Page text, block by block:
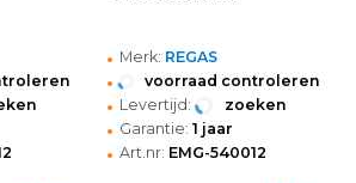
• Merk: REGAS
• voorraad controleren
• Levertijd: zoeken
• Garantie: 1 jaar
• Art.nr: EMG-540012